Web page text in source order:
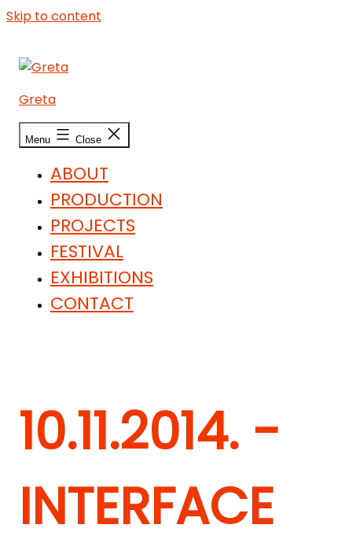
Skip to content
Greta
Menu Close
ABOUT
PRODUCTION
PROJECTS
FESTIVAL
EXHIBITIONS
CONTACT
10.11.2014. -
INTERFACE